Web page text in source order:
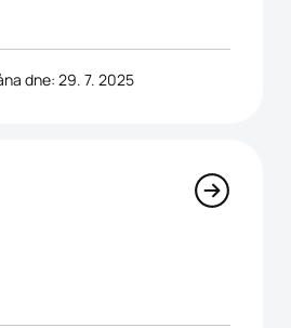
dne: 29. 7. 2025